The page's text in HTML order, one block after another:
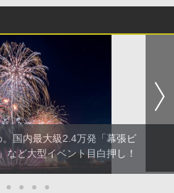
国内最大級2.4万発「幕張ビ
など大型イベント目白押し！
● ● ● ●